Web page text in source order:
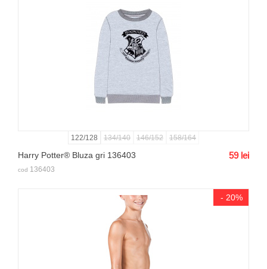
122/128 134/140 146/152 158/164
Harry Potter® Bluza gri 136403 59 lei
cod 136403
- 20%